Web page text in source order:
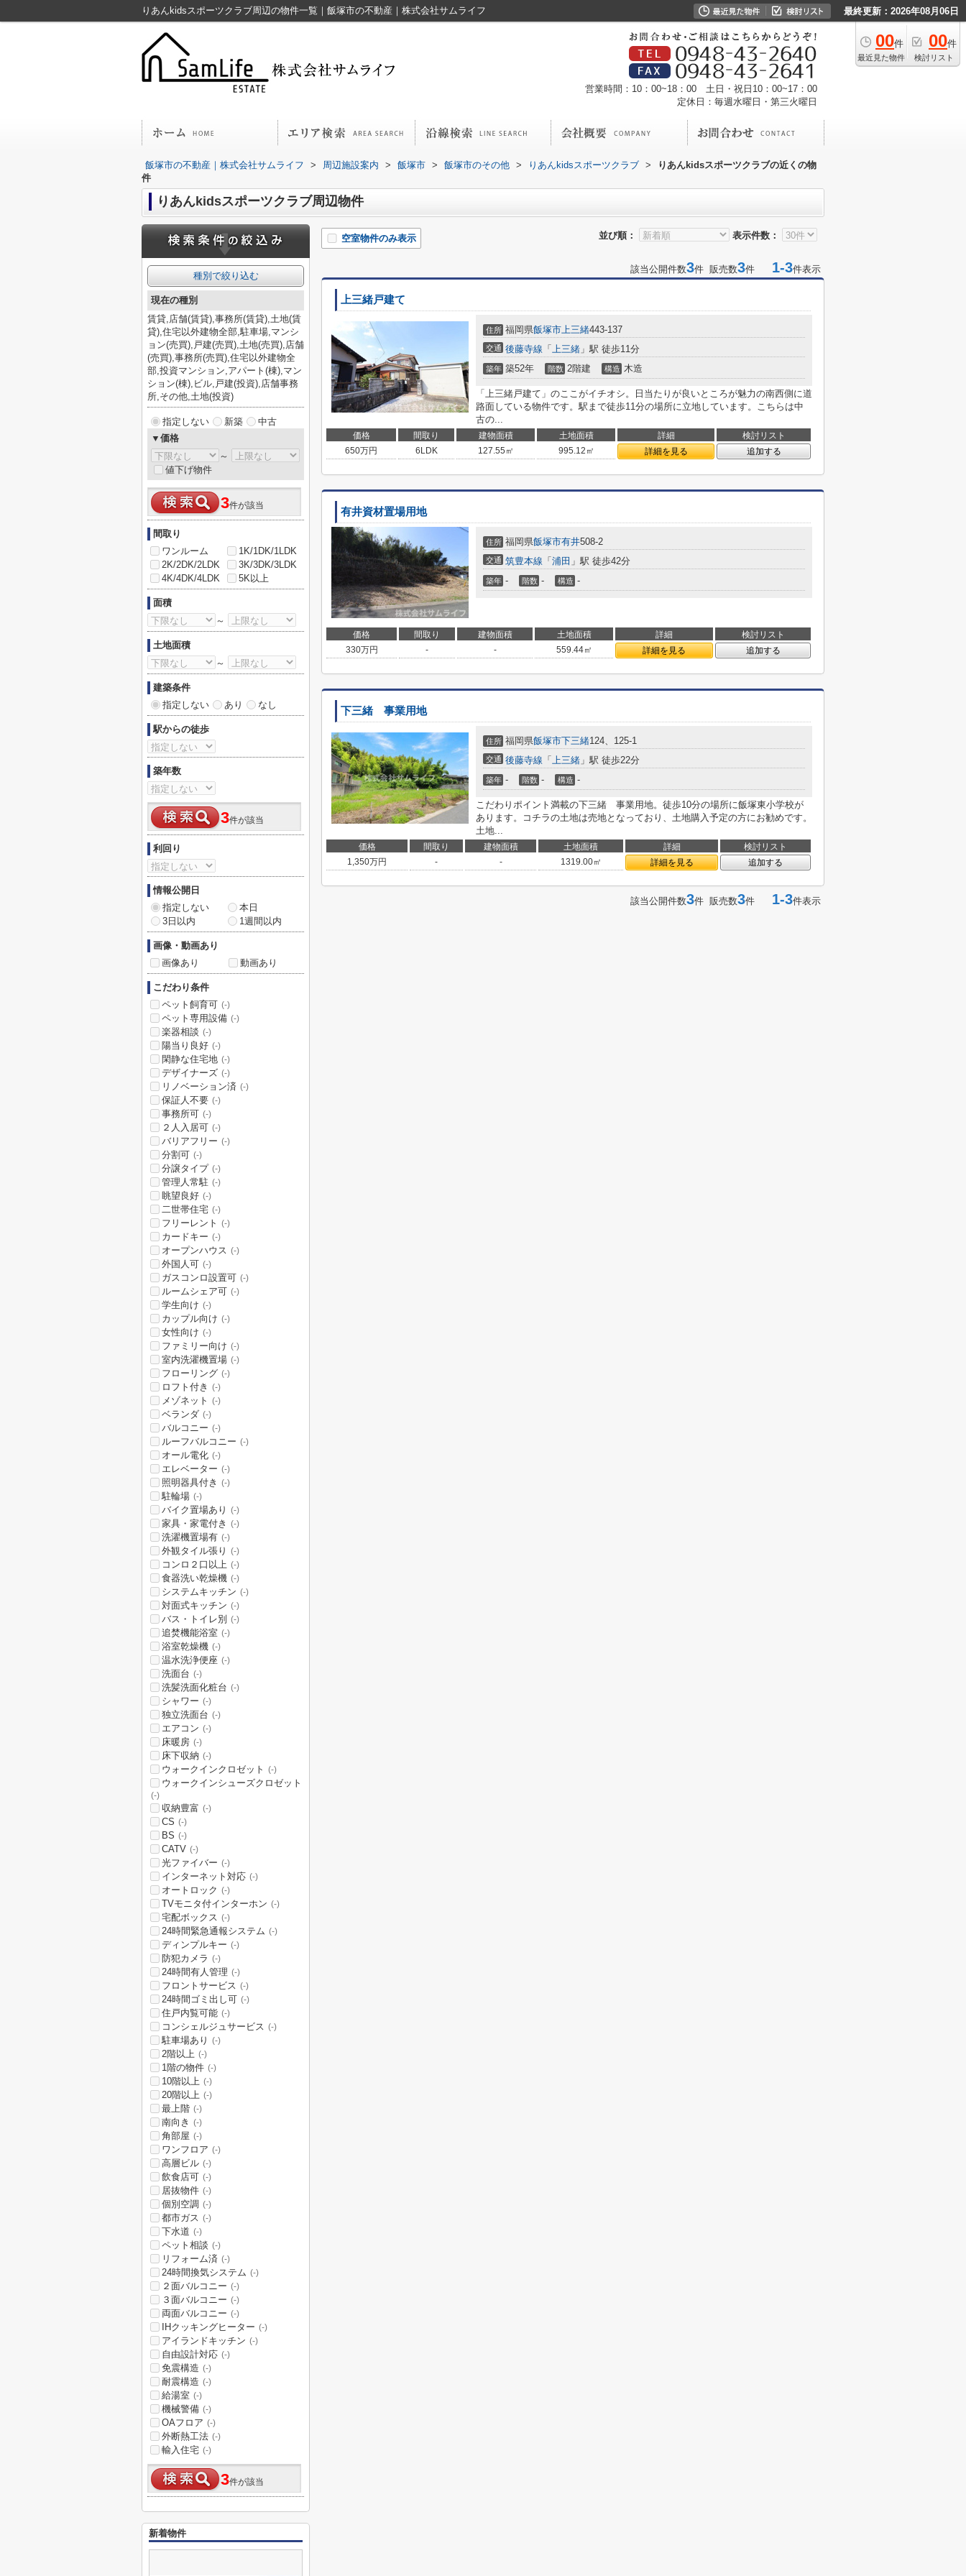
りあんkidsスポーツクラブ周辺の物件一覧｜飯塚市の不動産｜株式会社サムライフ 最終更新：2026年08月06日
00件
最近見た物件
00件
検討リスト
営業時間：10：00~18：00 土日・祝日10：00~17：00
定休日：毎週水曜日・第三火曜日
飯塚市の不動産｜株式会社サムライフ > 周辺施設案内 > 飯塚市 > 飯塚市のその他 > りあんkidsスポーツクラブ >
りあんkidsスポーツクラブの近くの物
件
りあんkidsスポーツクラブ周辺物件
並び順： 表示件数：
空室物件のみ表示
該当公開件数3件 販売数3件 1-3件表示
上三緒戸建て
住所 福岡県飯塚市上三緒443-137
交通 後藤寺線 「 上三緒 」駅 徒歩11分
築年 築52年 階数 2階建 構造 木造
「上三緒戸建て」のここがイチオシ。日当たりが良いところが魅力の南西側に道
路面している物件です。駅まで徒歩11分の場所に立地しています。こちらは中
古の...
価格 間取り 建物面積 土地面積 詳細
検討リスト
650万円 6LDK 127.55㎡ 995.12㎡ 詳細を見る 追加する
有井資材置場用地
住所 福岡県飯塚市有井508-2
交通 筑豊本線 「 浦田 」駅 徒歩42分
築年 - 階数 - 構造 -
価格 間取り 建物面積 土地面積 詳細
検討リスト
330万円 - - 559.44㎡ 詳細を見る 追加する
下三緒 事業用地
住所 福岡県飯塚市下三緒124、125-1
交通 後藤寺線 「 上三緒 」駅 徒歩22分
築年 - 階数 - 構造 -
こだわりポイント満載の下三緒 事業用地。徒歩10分の場所に飯塚東小学校が
あります。コチラの土地は売地となっており、土地購入予定の方にお勧めです。
土地...
価格 間取り 建物面積 土地面積 詳細
検討リスト
1,350万円 - - 1319.00㎡ 詳細を見る 追加する
該当公開件数3件 販売数3件 1-3件表示
種別で絞り込む
現在の種別
賃貸,店舗(賃貸),事務所(賃貸),土地(賃
貸),住宅以外建物全部,駐車場,マンシ
ョン(売買),戸建(売買),土地(売買),店舗
(売買),事務所(売買),住宅以外建物全
部,投資マンション,アパート(棟),マン
ション(棟),ビル,戸建(投資),店舗事務
所,その他,土地(投資)
指定しない 新築
中古
▼価格
～
値下げ物件
3件が該当
間取り
ワンルーム
1K/1DK/1LDK
2K/2DK/2LDK
3K/3DK/3LDK
4K/4DK/4LDK
5K以上
面積
～
土地面積
～
建築条件
指定しない
あり なし
駅からの徒歩
築年数
3件が該当
利回り
情報公開日
指定しない
本日
3日以内
1週間以内
画像・動画あり
画像あり
動画あり
こだわり条件
ペット飼育可 (-)
ペット専用設備 (-)
楽器相談 (-)
陽当り良好 (-)
閑静な住宅地 (-)
デザイナーズ (-)
リノベーション済 (-)
保証人不要 (-)
事務所可 (-)
２人入居可 (-)
バリアフリー (-)
分割可 (-)
分譲タイプ (-)
管理人常駐 (-)
眺望良好 (-)
二世帯住宅 (-)
フリーレント (-)
カードキー (-)
オープンハウス (-)
外国人可 (-)
ガスコンロ設置可 (-)
ルームシェア可 (-)
学生向け (-)
カップル向け (-)
女性向け (-)
ファミリー向け (-)
室内洗濯機置場 (-)
フローリング (-)
ロフト付き (-)
メゾネット (-)
ベランダ (-)
バルコニー (-)
ルーフバルコニー (-)
オール電化 (-)
エレベーター (-)
照明器具付き (-)
駐輪場 (-)
バイク置場あり (-)
家具・家電付き (-)
洗濯機置場有 (-)
外観タイル張り (-)
コンロ２口以上 (-)
食器洗い乾燥機 (-)
システムキッチン (-)
対面式キッチン (-)
バス・トイレ別 (-)
追焚機能浴室 (-)
浴室乾燥機 (-)
温水洗浄便座 (-)
洗面台 (-)
洗髪洗面化粧台 (-)
シャワー (-)
独立洗面台 (-)
エアコン (-)
床暖房 (-)
床下収納 (-)
ウォークインクロゼット (-)
ウォークインシューズクロゼット
(-)
収納豊富 (-)
CS (-)
BS (-)
CATV (-)
光ファイバー (-)
インターネット対応 (-)
オートロック (-)
TVモニタ付インターホン (-)
宅配ボックス (-)
24時間緊急通報システム (-)
ディンプルキー (-)
防犯カメラ (-)
24時間有人管理 (-)
フロントサービス (-)
24時間ゴミ出し可 (-)
住戸内覧可能 (-)
コンシェルジュサービス (-)
駐車場あり (-)
2階以上 (-)
1階の物件 (-)
10階以上 (-)
20階以上 (-)
最上階 (-)
南向き (-)
角部屋 (-)
ワンフロア (-)
高層ビル (-)
飲食店可 (-)
居抜物件 (-)
個別空調 (-)
都市ガス (-)
下水道 (-)
ペット相談 (-)
リフォーム済 (-)
24時間換気システム (-)
２面バルコニー (-)
３面バルコニー (-)
両面バルコニー (-)
IHクッキングヒーター (-)
アイランドキッチン (-)
自由設計対応 (-)
免震構造 (-)
耐震構造 (-)
給湯室 (-)
機械警備 (-)
OAフロア (-)
外断熱工法 (-)
輸入住宅 (-)
3件が該当
新着物件